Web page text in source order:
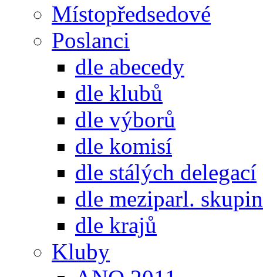
Místopředsedové
Poslanci
dle abecedy
dle klubů
dle výborů
dle komisí
dle stálých delegací
dle meziparl. skupin
dle krajů
Kluby